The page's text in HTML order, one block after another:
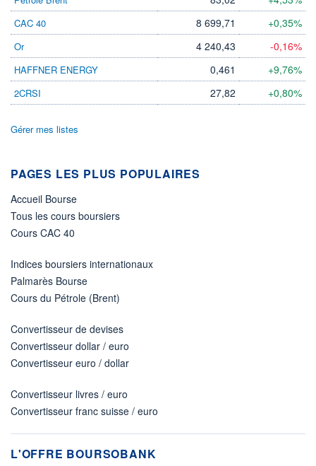
0,00 EUR -
PROCHAIN
-
CAC 40 8 699,71 +0,35%
Or 4 240,43 -0,16%
HAFFNER ENERGY 0,461 +9,76%
2CRSI 27,82 +0,80%
Gérer mes listes
PAGES LES PLUS POPULAIRES
Accueil Bourse
Tous les cours boursiers
Cours CAC 40
Indices boursiers internationaux
Palmarès Bourse
Cours du Pétrole (Brent)
Convertisseur de devises
Convertisseur dollar / euro
Convertisseur euro / dollar
Convertisseur livres / euro
Convertisseur franc suisse / euro
L'OFFRE BOURSOBANK